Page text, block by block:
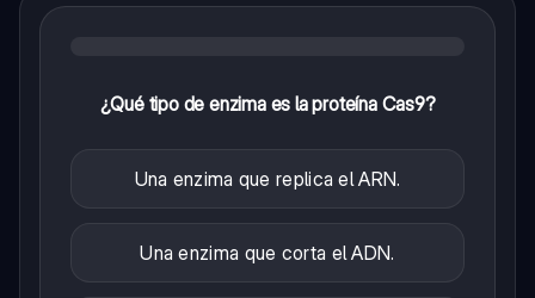
¿Qué tipo de enzima es la proteína Cas9?
Una enzima que replica el ARN.
Una enzima que corta el ADN.